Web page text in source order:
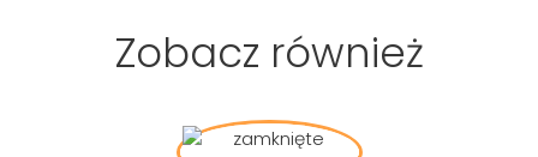
Zobacz również